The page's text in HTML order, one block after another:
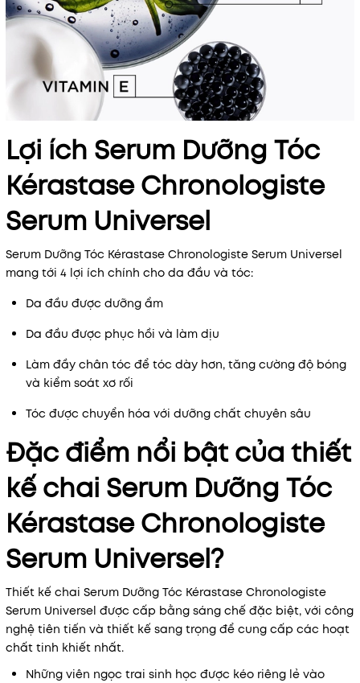
Lợi ích Serum Dưỡng Tóc
Kérastase Chronologiste
Serum Universel
Serum Dưỡng Tóc Kérastase Chronologiste Serum Universel
mang tới 4 lợi ích chính cho da đầu và tóc:
Da đầu được dưỡng ẩm
Da đầu được phục hồi và làm dịu
Làm đầy chân tóc để tóc dày hơn, tăng cường độ bóng
và kiểm soát xơ rối
Tóc được chuyển hóa với dưỡng chất chuyên sâu
Đặc điểm nổi bật của thiết
kế chai Serum Dưỡng Tóc
Kérastase Chronologiste
Serum Universel?
Thiết kế chai Serum Dưỡng Tóc Kérastase Chronologiste
Serum Universel được cấp bằng sáng chế đặc biệt, với công
nghệ tiên tiến và thiết kế sang trọng để cung cấp các hoạt
chất tinh khiết nhất.
Những viên ngọc trai sinh học được kéo riêng lẻ vào